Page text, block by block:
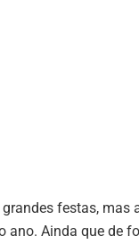
festas,
Ainda que de